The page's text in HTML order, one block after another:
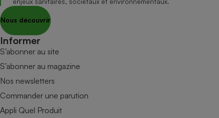
Nous découvrir
Informer
S’abonner au site
S’abonner au magazine
Nos newsletters
Commander une parution
Appli Quel Produit